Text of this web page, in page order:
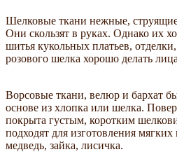
Шелковые ткани нежные,
Они скользят в руках. Однако их
шитья кукольных платьев,
розового шелка хорошо делать
Ворсовые ткани, велюр и бархат
основе из хлопка или шелка.
покрыта густым, коротким
подходят для изготовления
медведь, зайка, лисичка.